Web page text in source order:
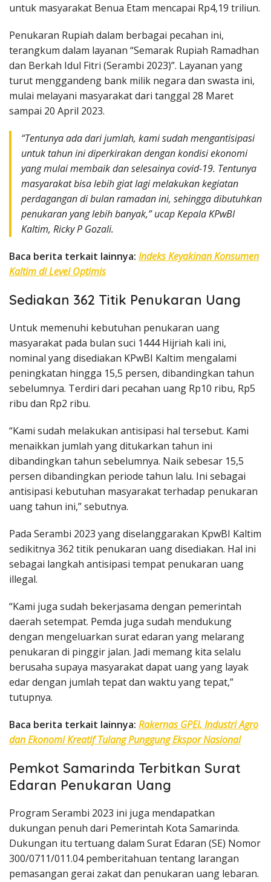
untuk masyarakat Benua Etam mencapai Rp4,19 triliun.
Penukaran Rupiah dalam berbagai pecahan ini,
terangkum dalam layanan “Semarak Rupiah Ramadhan
dan Berkah Idul Fitri (Serambi 2023)”. Layanan yang
turut menggandeng bank milik negara dan swasta ini,
mulai melayani masyarakat dari tanggal 28 Maret
sampai 20 April 2023.
“Tentunya ada dari jumlah, kami sudah mengantisipasi
untuk tahun ini diperkirakan dengan kondisi ekonomi
yang mulai membaik dan selesainya covid-19. Tentunya
masyarakat bisa lebih giat lagi melakukan kegiatan
perdagangan di bulan ramadan ini, sehingga dibutuhkan
penukaran yang lebih banyak,” ucap Kepala KPwBI
Kaltim, Ricky P Gozali.
Baca berita terkait lainnya: Indeks Keyakinan Konsumen
Kaltim di Level Optimis
Sediakan 362 Titik Penukaran Uang
Untuk memenuhi kebutuhan penukaran uang
masyarakat pada bulan suci 1444 Hijriah kali ini,
nominal yang disediakan KPwBI Kaltim mengalami
peningkatan hingga 15,5 persen, dibandingkan tahun
sebelumnya. Terdiri dari pecahan uang Rp10 ribu, Rp5
ribu dan Rp2 ribu.
“Kami sudah melakukan antisipasi hal tersebut. Kami
menaikkan jumlah yang ditukarkan tahun ini
dibandingkan tahun sebelumnya. Naik sebesar 15,5
persen dibandingkan periode tahun lalu. Ini sebagai
antisipasi kebutuhan masyarakat terhadap penukaran
uang tahun ini,” sebutnya.
Pada Serambi 2023 yang diselanggarakan KpwBI Kaltim
sedikitnya 362 titik penukaran uang disediakan. Hal ini
sebagai langkah antisipasi tempat penukaran uang
illegal.
“Kami juga sudah bekerjasama dengan pemerintah
daerah setempat. Pemda juga sudah mendukung
dengan mengeluarkan surat edaran yang melarang
penukaran di pinggir jalan. Jadi memang kita selalu
berusaha supaya masyarakat dapat uang yang layak
edar dengan jumlah tepat dan waktu yang tepat,”
tutupnya.
Baca berita terkait lainnya: Rakernas GPEI, Industri Agro
dan Ekonomi Kreatif Tulang Punggung Ekspor Nasional
Pemkot Samarinda Terbitkan Surat
Edaran Penukaran Uang
Program Serambi 2023 ini juga mendapatkan
dukungan penuh dari Pemerintah Kota Samarinda.
Dukungan itu tertuang dalam Surat Edaran (SE) Nomor
300/0711/011.04 pemberitahuan tentang larangan
pemasangan gerai zakat dan penukaran uang lebaran.